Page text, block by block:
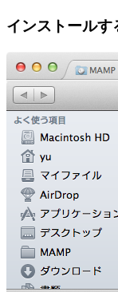
インストールす